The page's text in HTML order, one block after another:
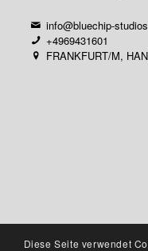
info@bluechip-
+4969431601
FRANKFURT/M,
Diese Seite verwendet